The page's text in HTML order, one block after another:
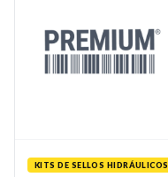
KITS DE SELLOS HIDRÁULICOS